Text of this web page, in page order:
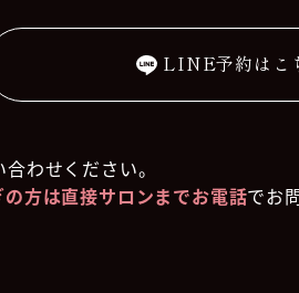
LINE予約はこ
わせください。
の方は直接サロンまでお電話でお